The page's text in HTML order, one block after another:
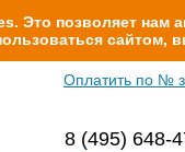
Это позволяет нам
сайтом,
Оплатить по №
8 (495) 648-